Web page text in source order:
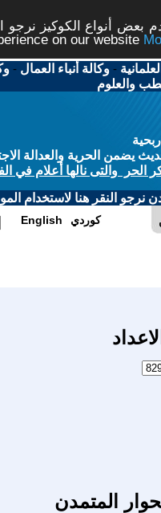
بعض أنواع الكوكيز
on our website
-وكالة أنباء العمال -
والعلوم
الحرية والعدالة
والتى نالها أعلام في
نرجو النقر هنا لاستخدام
English كوردي
المتمدن